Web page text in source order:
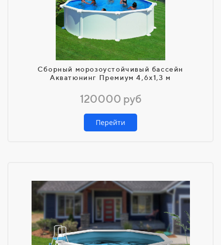
Сборный морозоустойчивый бассейн
Акватюнинг Премиум 4,6х1,3 м
120000 руб
Перейти